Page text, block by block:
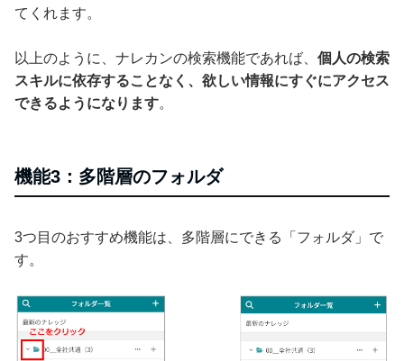
てくれます。
以上のように、ナレカンの検索機能であれば、 個人の検索
スキルに依存することなく、欲しい情報にすぐにアクセス
できるようになります。
機能3：多階層のフォルダ
3つ目のおすすめ機能は、多階層にできる「フォルダ」で
す。